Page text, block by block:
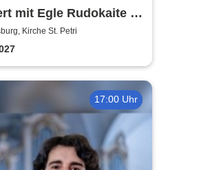
mit Egle Rudokaite /
Kirche St. Petri
17:00 Uhr